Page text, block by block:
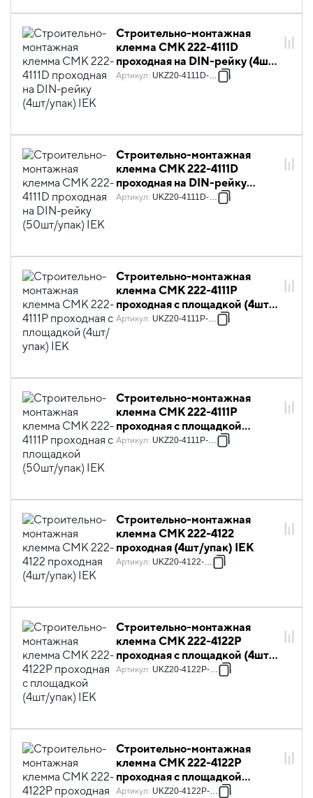
Строительно-монтажная
клемма СМК 222-4111D
проходная на DIN-рейку (4шт/
упак) IEK
Артикул: UKZ20-4111D-004
Строительно-монтажная
клемма СМК 222-4111D
проходная на DIN-рейку
(50шт/упак) IEK
Артикул: UKZ20-4111D-050
Строительно-монтажная
клемма СМК 222-4111P
проходная с площадкой (4шт/
упак) IEK
Артикул: UKZ20-4111P-004
Строительно-монтажная
клемма СМК 222-4111P
проходная с площадкой
(50шт/упак) IEK
Артикул: UKZ20-4111P-050
Строительно-монтажная
клемма СМК 222-4122
проходная (4шт/упак) IEK
Артикул: UKZ20-4122-004
Строительно-монтажная
клемма СМК 222-4122P
проходная с площадкой (4шт/
упак) IEK
Артикул: UKZ20-4122P-004
Строительно-монтажная
клемма СМК 222-4122P
проходная с площадкой
(50шт/упак) IEK
Артикул: UKZ20-4122P-050